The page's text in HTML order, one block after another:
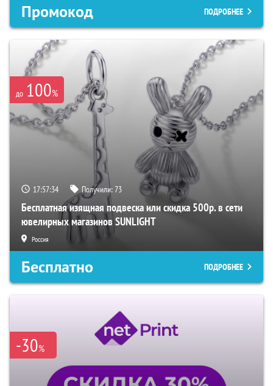
Промокод ПОДРОБНЕЕ
до 100%
17:57:33 Получили:73
Бесплатная изящная подвеска или скидка 500р. в сети
ювелирных магазинов SUNLIGHT
Россия
Бесплатно ПОДРОБНЕЕ
-30%